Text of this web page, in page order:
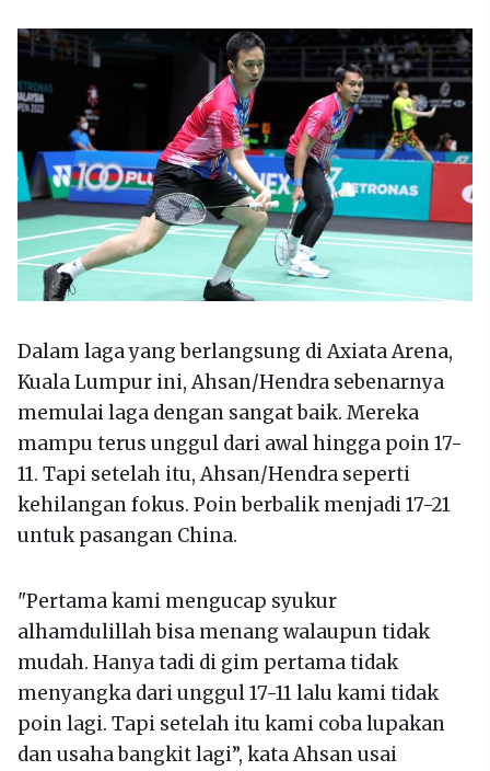
Dalam laga yang berlangsung di Axiata Arena,
Kuala Lumpur ini, Ahsan/Hendra sebenarnya
memulai laga dengan sangat baik. Mereka
mampu terus unggul dari awal hingga poin 17-
11. Tapi setelah itu, Ahsan/Hendra seperti
kehilangan fokus. Poin berbalik menjadi 17-21
untuk pasangan China.
"Pertama kami mengucap syukur
alhamdulillah bisa menang walaupun tidak
mudah. Hanya tadi di gim pertama tidak
menyangka dari unggul 17-11 lalu kami tidak
poin lagi. Tapi setelah itu kami coba lupakan
dan usaha bangkit lagi”, kata Ahsan usai